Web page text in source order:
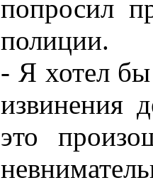
попросил
полиции.
- Я хотел бы
извинения
это